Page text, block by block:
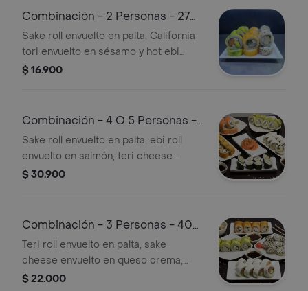
Combinación - 2 Personas - 27
Piezas
Sake roll envuelto en palta, California
tori envuelto en sésamo y hot ebi
envuelto en panko.
$ 16.900
Combinación - 4 O 5 Personas -
58 Piezas
Sake roll envuelto en palta, ebi roll
envuelto en salmón, teri cheese
envuelto en queso crema, California
palta y 5 sashimi.
$ 30.900
Combinación - 3 Personas - 40
Piezas
Teri roll envuelto en palta, sake
cheese envuelto en queso crema,
California ebi envuelto en sésamo, hot
$ 22.000